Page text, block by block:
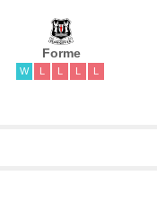
Forme
W L L L L